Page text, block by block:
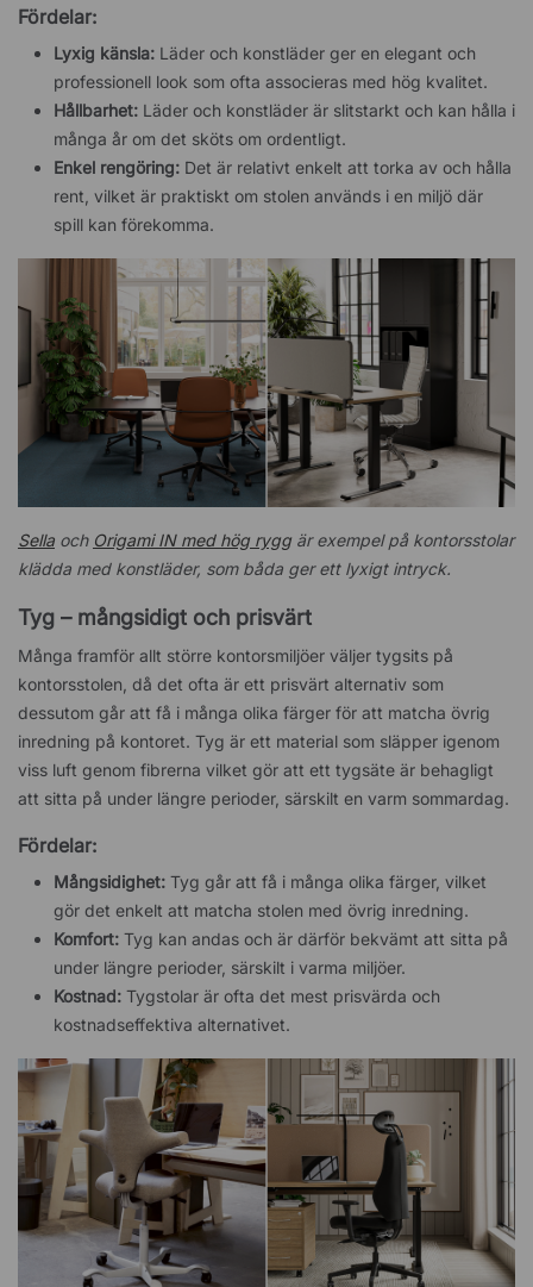
Fördelar:
Lyxig känsla: Läder och konstläder ger en elegant och
professionell look som ofta associeras med hög kvalitet.
Hållbarhet: Läder och konstläder är slitstarkt och kan hålla i
många år om det sköts om ordentligt.
Enkel rengöring: Det är relativt enkelt att torka av och hålla
rent, vilket är praktiskt om stolen används i en miljö där
spill kan förekomma.
Sella och Origami IN med hög ryggär exempel på kontorsstolar
klädda med konstläder, som båda ger ett lyxigt intryck.
Tyg – mångsidigt och prisvärt
Många framför allt större kontorsmiljöer väljer tygsits på
kontorsstolen, då det ofta är ett prisvärt alternativ som
dessutom går att få i många olika färger för att matcha övrig
inredning på kontoret. Tyg är ett material som släpper igenom
viss luft genom fibrerna vilket gör att ett tygsäte är behagligt
att sitta på under längre perioder, särskilt en varm sommardag.
Fördelar:
Mångsidighet: Tyg går att få i många olika färger, vilket
gör det enkelt att matcha stolen med övrig inredning.
Komfort: Tyg kan andas och är därför bekvämt att sitta på
under längre perioder, särskilt i varma miljöer.
Kostnad: Tygstolar är ofta det mest prisvärda och
kostnadseffektiva alternativet.